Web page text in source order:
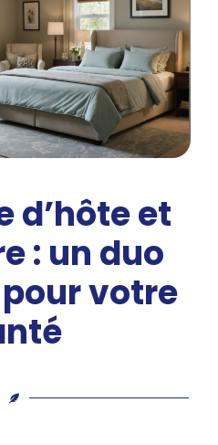
d’hôte et
: un duo
votre